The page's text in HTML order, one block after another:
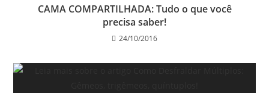
CAMA COMPARTILHADA: Tudo o que você
precisa saber!
24/10/2016